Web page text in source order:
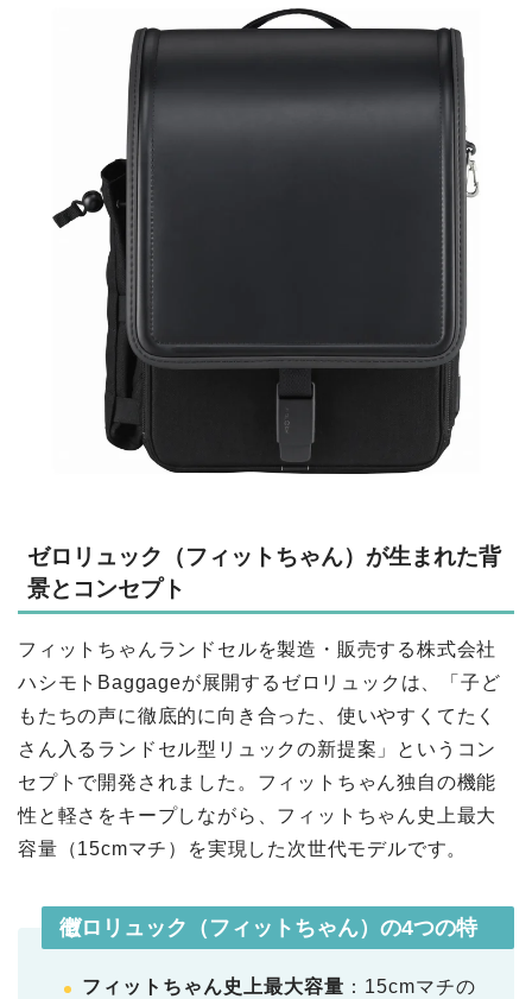
ゼロリュック（フィットちゃん）が生まれた背
景とコンセプト
フィットちゃんランドセルを製造・販売する株式会社
ハシモトBaggageが展開するゼロリュックは、「子ど
もたちの声に徹底的に向き合った、使いやすくてたく
さん入るランドセル型リュックの新提案」というコン
セプトで開発されました。フィットちゃん独自の機能
性と軽さをキープしながら、フィットちゃん史上最大
容量（15cmマチ）を実現した次世代モデルです。
ゼロリュック（フィットちゃん）の4つの特徴
フィットちゃん史上最大容量 ：15cmマチの